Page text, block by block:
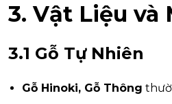
3. Vật Liệu và
3.1 Gỗ Tự Nhiên
Gỗ Hinoki, Gỗ Thông